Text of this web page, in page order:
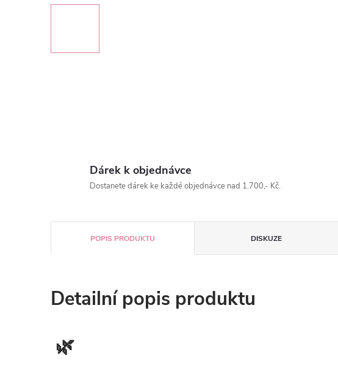
Dárek k objednávce
Dostanete dárek ke každé objednávce nad 1.700,- Kč.
POPIS PRODUKTU DISKUZE
Detailní popis produktu
🌿